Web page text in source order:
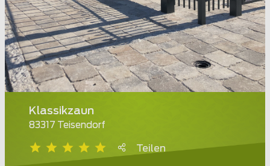
Klassikzaun
83317 Teisendorf
Teilen